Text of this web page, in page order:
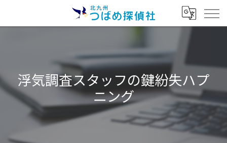
浮気調査スタッフの鍵紛失ハプ
ニング